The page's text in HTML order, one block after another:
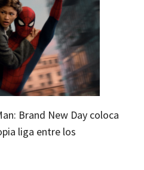
Brand New Day coloca
liga entre los